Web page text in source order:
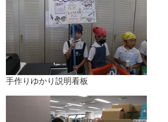
手作りゆかり説明看板